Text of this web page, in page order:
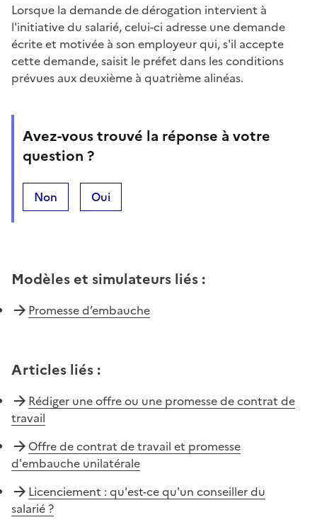
Lorsque la demande de dérogation intervient à
l'initiative du salarié, celui-ci adresse une demande
écrite et motivée à son employeur qui, s'il accepte
cette demande, saisit le préfet dans les conditions
prévues aux deuxième à quatrième alinéas.
Avez-vous trouvé la réponse à votre
question ?
Non Oui
Modèles et simulateurs liés :
Promesse d’embauche
Articles liés :
Rédiger une offre ou une promesse de contrat de
travail
Offre de contrat de travail et promesse
d'embauche unilatérale
Licenciement : qu'est-ce qu'un conseiller du
salarié ?